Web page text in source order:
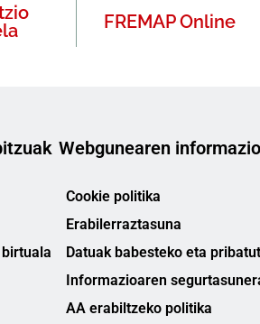
FREMAP Online
Webgunearen
Cookie politika
Erabilerraztasuna
Datuak babesteko eta
Informazioaren
AA erabiltzeko politika